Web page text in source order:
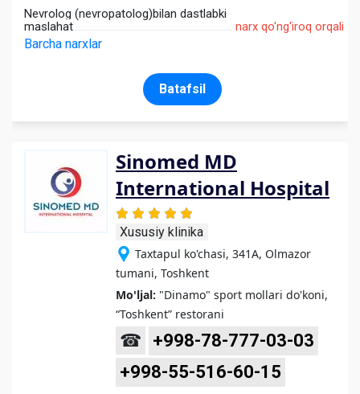
Nevrolog (nevropatolog)bilan dastlabki
maslahat
narx qo'ng'iroq orqali
Barcha narxlar
Batafsil
Sinomed MD
International Hospital
Xususiy klinika
Taxtapul ko'chasi, 341A, Olmazor
tumani, Toshkent
Mo'ljal: "Dinamo" sport mollari do'koni,
“Toshkent” restorani
☎
+998-78-777-03-03
+998-55-516-60-15